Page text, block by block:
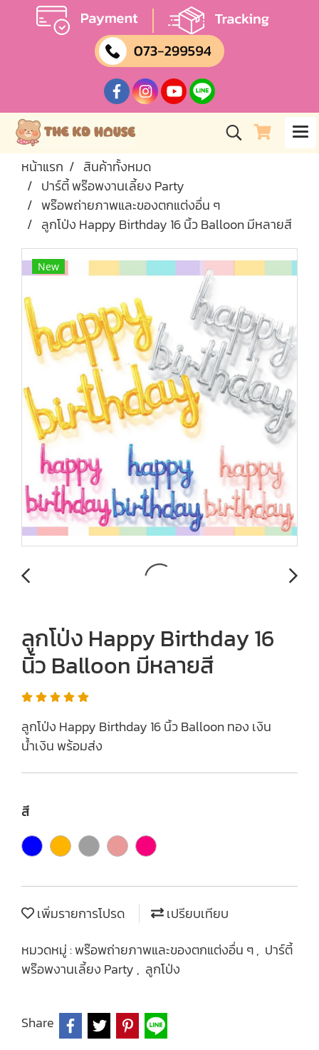
หน้าแรก
สินค้าทั้งหมด
ปาร์ตี้ พร๊อพงานเลี้ยง Party
พร๊อพถ่ายภาพและของตกแต่งอื่น ๆ
ลูกโป่ง Happy Birthday 16 นิ้ว Balloon มีหลายสี
New
ลูกโป่ง Happy Birthday 16
นิ้ว Balloon มีหลายสี
ลูกโป่ง Happy Birthday 16 นิ้ว Balloon ทอง เงิน
น้ำเงิน พร้อมส่ง
สี
เพิ่มรายการโปรด
เปรียบเทียบ
หมวดหมู่ :พร๊อพถ่ายภาพและของตกแต่งอื่น ๆ, ปาร์ตี้
พร๊อพงานเลี้ยง Party , ลูกโป่ง
Share